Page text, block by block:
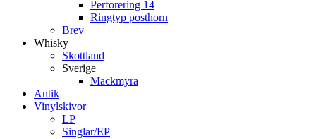
Perforering 14
Ringtyp posthorn
Brev
Whisky
Skottland
Sverige
Mackmyra
Antik
Vinylskivor
LP
Singlar/EP